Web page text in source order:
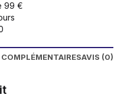
99 €
AVIS (0)